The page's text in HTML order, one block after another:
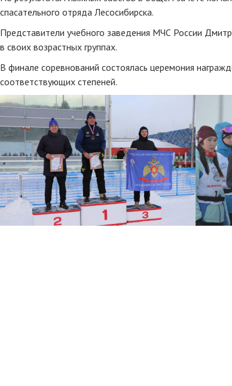
спасательного отряда Лесосибирска.
Представители учебного заведения МЧС России
в своих возрастных группах.
В финале соревнований состоялась церемония
соответствующих степеней.